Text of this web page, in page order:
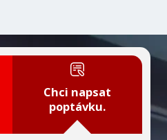
Chci napsat
poptávku.